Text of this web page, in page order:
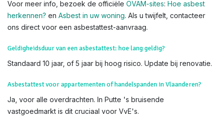
check op verdachte materialen tijdens de keuring – laat het
over aan onze erkende deskundigen voor veiligheid en
nauwkeurigheid.
Weet dat usubsidieskan krijgen voor het verwijderen van
asbest. Lees hiervoor alles op dewebsite van OVAM
Voor meer info, bezoek de officiële OVAM-sites :Hoe asbest
ons direct voor een asbestattest-aanvraag.